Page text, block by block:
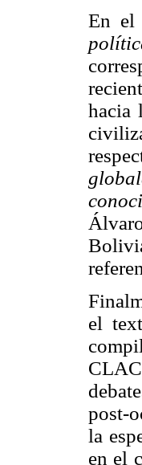
En el
hacia
el
post-
la
en el